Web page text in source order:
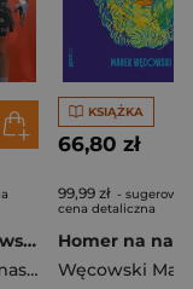
Rafał Majka. Zawsze z przodu. Rozmawia Tomasz Kalemba - książka z autografem
KSIĄŻKA
66,80 zł
99,99 zł -
cena detaliczna
Węcowski